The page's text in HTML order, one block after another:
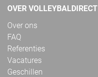
OVER VOLLEYBALDIRECT
Over ons
FAQ
Referenties
Vacatures
Geschillen